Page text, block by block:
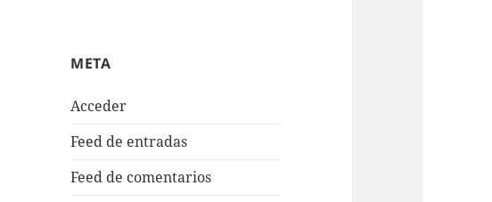
META
Acceder
Feed de entradas
Feed de comentarios